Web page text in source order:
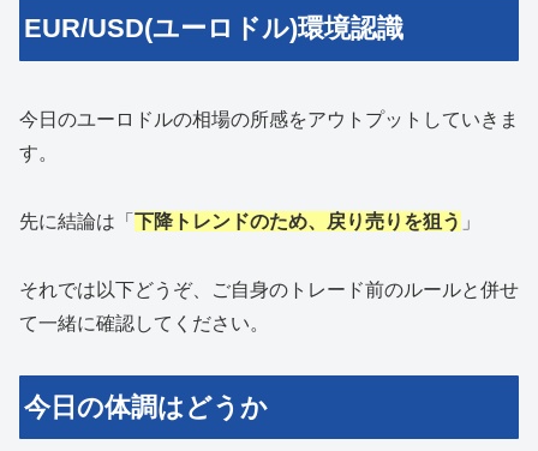
EUR/USD(ユーロドル)環境認識
今日のユーロドルの相場の所感をアウトプットしていきま
す。
先に結論は「 下降トレンドのため、戻り売りを狙う 」
それでは以下どうぞ、ご自身のトレード前のルールと併せ
て一緒に確認してください。
今日の体調はどうか